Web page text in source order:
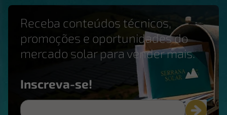
Receba conteúdos técnicos,
promoções e oportunidades do
mercado solar para vender mais.
Inscreva-se!